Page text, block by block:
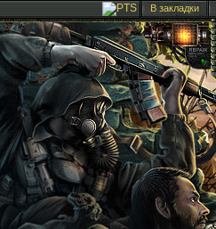
В закладки